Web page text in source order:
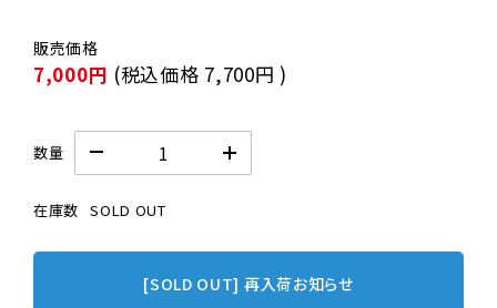
7,000円 (税込価格 7,700円 )
数量
在庫数 SOLD OUT
[SOLD OUT] 再入荷お知らせ